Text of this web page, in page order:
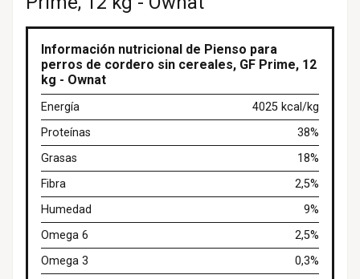
Información nutricional de Pienso para
perros de cordero sin cereales, GF Prime, 12
kg - Ownat
Energía
4025 kcal/kg
Proteínas
38%
Grasas
18%
Fibra
2,5%
Humedad
9%
Omega 6
2,5%
Omega 3
0,3%